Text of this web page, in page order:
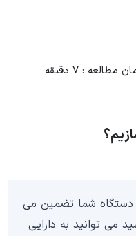
مطالعه : ۷ دقیقه
دستگاه شما تضمین می
می توانید به دارایی